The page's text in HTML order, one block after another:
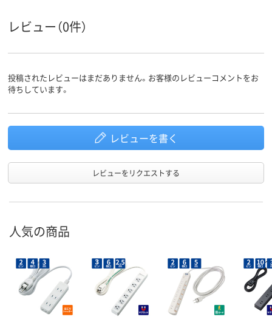
商品環境
スコア
レビュー（0件）
投稿されたレビューはまだありません。お客様のレビューコメントをお
待ちしています。
レビューを書く
レビューをリクエストする
人気の商品